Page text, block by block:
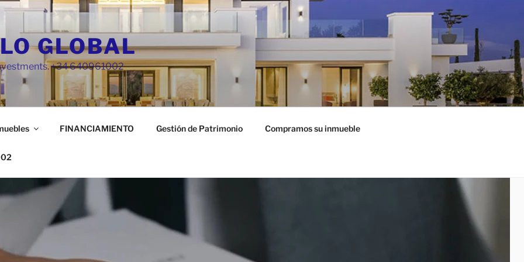
GLOBAL
+34 640961002
FINANCIAMIENTO Gestión de Patrimonio Compramos su inmueble